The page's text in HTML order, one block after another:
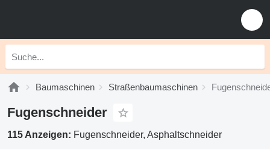
Baumaschinen Straßenbaumaschinen
Fugenschneider
115 Anzeigen: Fugenschneider, Asphaltschneider